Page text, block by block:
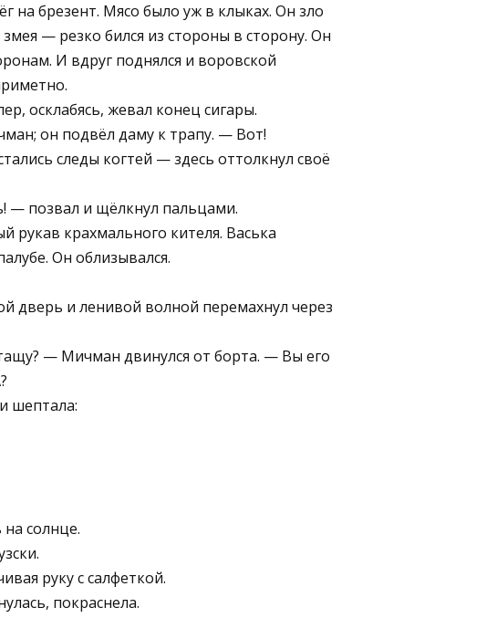
на брезент. Мясо было уж в клыках. Он зло
— резко бился из стороны в сторону. Он
И вдруг поднялся и воровской
осклабясь, жевал конец сигары.
он подвёл даму к трапу. — Вот!
следы когтей — здесь оттолкнул своё
— позвал и щёлкнул пальцами.
рукав крахмального кителя. Васька
Он облизывался.
дверь и ленивой волной перемахнул через
— Мичман двинулся от борта. — Вы его
шептала:
солнце.
руку с салфеткой.
покраснела.